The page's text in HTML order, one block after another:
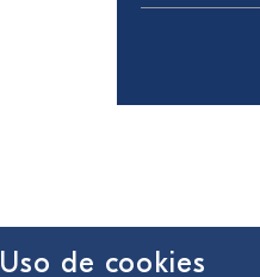
Uso de cookies